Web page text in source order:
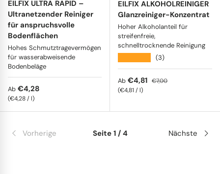
EILFIX ULTRA RAPID –
Ultranetzender Reiniger
für anspruchsvolle
Bodenflächen
Hohes Schmutztragevermögen
für wasserabweisende
Bodenbeläge
Normaler Preis
Ab €4,28
Grundpreis
€4,28/l
EILFIX ALKOHOLREINIGER
Glanzreiniger-Konzentrat
Hoher Alkoholanteil für
streifenfreie,
schnelltrocknende Reinigung
(3)
Verkaufspreis
Ab €4,81 Normaler Preis
€7,00
Grundpreis
€4,81 /l
Vorherige Seite 1 / 4 Nächste